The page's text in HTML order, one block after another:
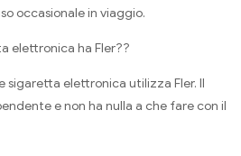
occasionale in viaggio.
elettronica ha Fler??
sigaretta elettronica utilizza Fler. Il
e non ha nulla a che fare con il